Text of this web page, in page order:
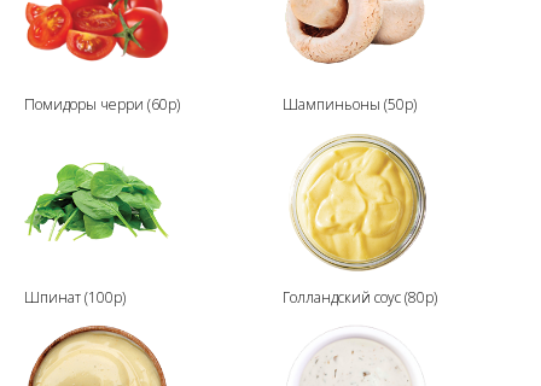
Помидоры черри (60р) Шампиньоны (50р)
Шпинат (100р) Голландский соус (80р)